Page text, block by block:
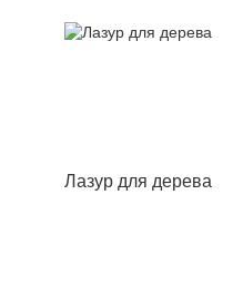
Лазур для дерева